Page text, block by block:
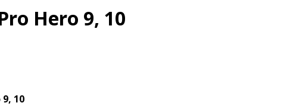
Hero 9, 10
10